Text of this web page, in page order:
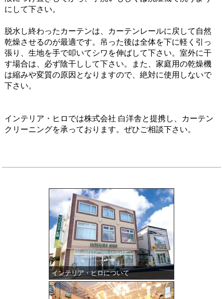
にして下さい。
脱水し終わったカーテンは、カーテンレールに戻して自然
乾燥させるのが最適です。吊った後は全体を下に軽く引っ
張り、生地を手で叩いてシワを伸ばして下さい。室外に干
す場合は、必ず陰干しして下さい。また、家庭用の乾燥機
は縮みや変質の原因となりますので、絶対に使用しないで
下さい。
インテリア・ヒロでは株式会社 白洋舎と提携し、カーテン
クリーニングを承っております。ぜひご相談下さい。
インテリア・ヒロについて